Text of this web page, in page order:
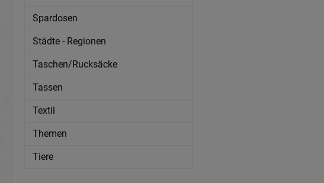
Spardosen
Städte - Regionen
Taschen/Rucksäcke
Tassen
Textil
Themen
Tiere